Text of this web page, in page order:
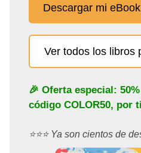
Descargar mi
Ver todos los libros
🎉 Oferta especial:
código COLOR50, por
⭐️⭐️⭐️ Ya son cientos de